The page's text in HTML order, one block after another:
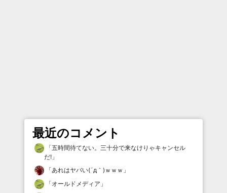
最近のコメント
「五時間待てない。三十分で来なけりゃキャンセル
だ! 」
「あれはヤバい(´д｀)ｗｗｗ 」
「オールドメディア 」